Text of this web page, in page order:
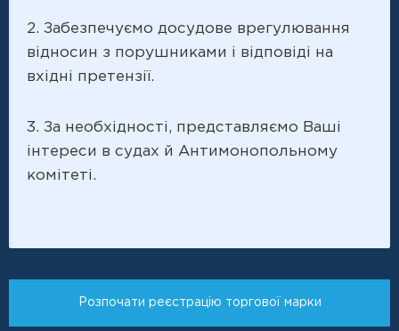
2. Забезпечуємо досудове врегулювання
відносин з порушниками і відповіді на
вхідні претензії.
3. За необхідності, представляємо Ваші
інтереси в судах й Антимонопольному
комітеті.
Розпочати реєстрацію торгової марки